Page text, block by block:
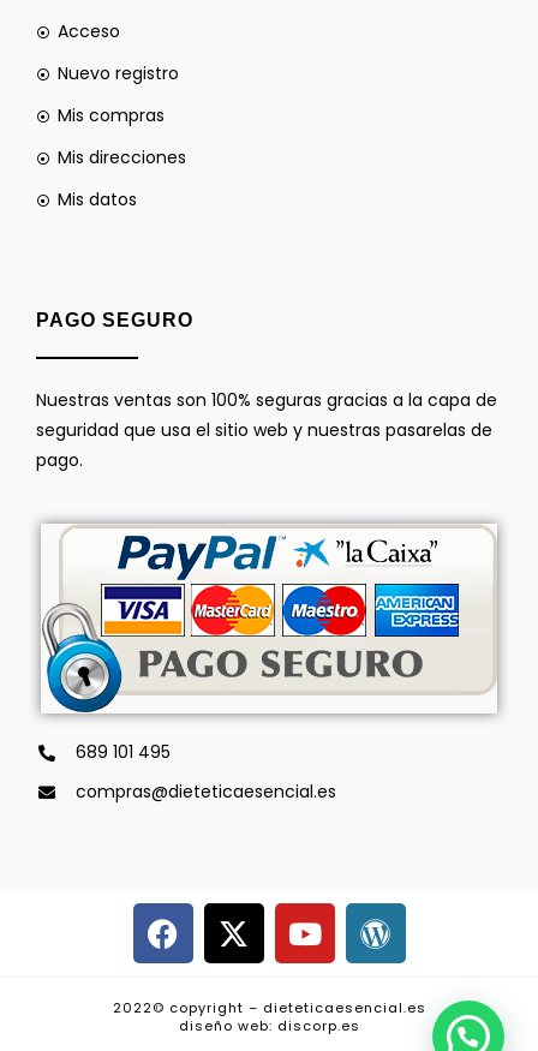
Acceso
Nuevo registro
Mis compras
Mis direcciones
Mis datos
PAGO SEGURO
Nuestras ventas son 100% seguras gracias a la capa de
seguridad que usa el sitio web y nuestras pasarelas de
pago.
689 101 495
compras@dieteticaesencial.es
2022© copyright – dieteticaesencial.es
diseño web: discorp.es